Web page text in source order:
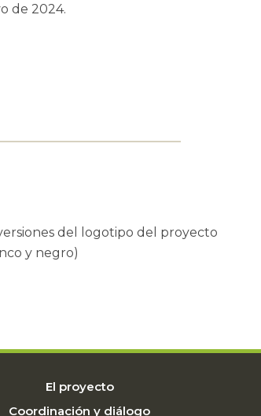
de 2024.
del logotipo del proyecto
y negro)
El proyecto
Coordinación y diálogo